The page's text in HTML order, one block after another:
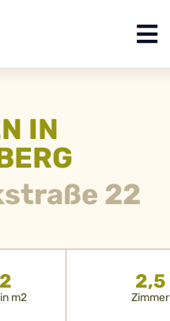
IN
22
m2
2,5
Zimmer